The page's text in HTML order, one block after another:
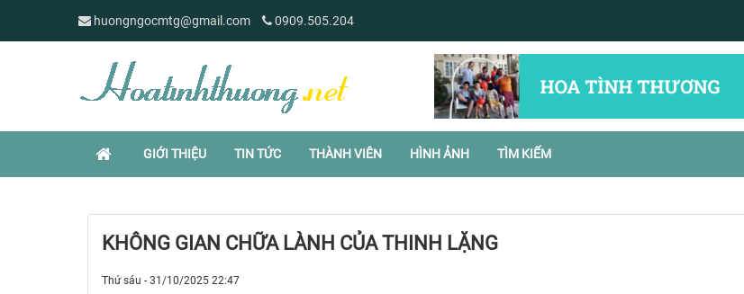
huongngocmtg@gmail.com 0909.505.204
GIỚI THIỆU TIN TỨC THÀNH VIÊN HÌNH ẢNH TÌM KIẾM
KHÔNG GIAN CHỮA LÀNH CỦA THINH LẶNG
Thứ sáu - 31/10/2025 22:47